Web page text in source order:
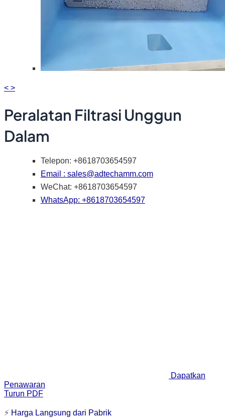
< >
Peralatan Filtrasi Unggun
Dalam
Telepon: +8618703654597
Email : sales@adtechamm.com
WeChat: +8618703654597
WhatsApp: +8618703654597
Dapatkan
Penawaran
Turun PDF
⚡ Harga Langsung dari Pabrik